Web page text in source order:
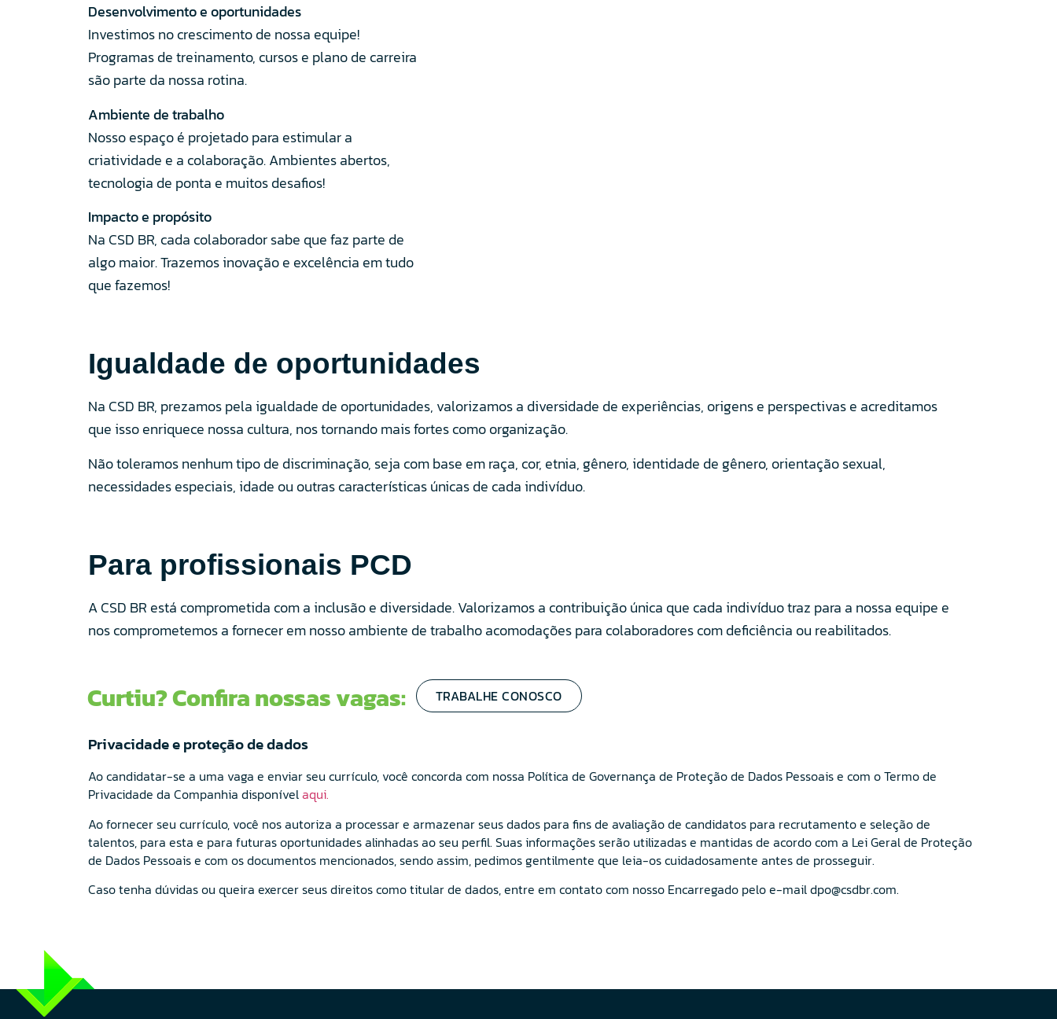
Desenvolvimento e oportunidades
Investimos no crescimento de nossa equipe!
Programas de treinamento, cursos e plano de carreira
são parte da nossa rotina.
Ambiente de trabalho
Nosso espaço é projetado para estimular a
criatividade e a colaboração. Ambientes abertos,
tecnologia de ponta e muitos desafios!
Impacto e propósito
Na CSD BR, cada colaborador sabe que faz parte de
algo maior. Trazemos inovação e excelência em tudo
que fazemos!
Igualdade de oportunidades
Na CSD BR, prezamos pela igualdade de oportunidades, valorizamos a diversidade de experiências, origens e perspectivas e acreditamos
que isso enriquece nossa cultura, nos tornando mais fortes como organização.
Não toleramos nenhum tipo de discriminação, seja com base em raça, cor, etnia, gênero, identidade de gênero, orientação sexual,
necessidades especiais, idade ou outras características únicas de cada indivíduo.
Para profissionais PCD
A CSD BR está comprometida com a inclusão e diversidade. Valorizamos a contribuição única que cada indivíduo traz para a nossa equipe e
nos comprometemos a fornecer em nosso ambiente de trabalho acomodações para colaboradores com deficiência ou reabilitados.
Curtiu? Confira nossas vagas: TRABALHE CONOSCO
Privacidade e proteção de dados
Ao candidatar-se a uma vaga e enviar seu currículo, você concorda com nossa Política de Governança de Proteção de Dados Pessoais e com o Termo de
Privacidade da Companhia disponívelaqui.
Ao fornecer seu currículo, você nos autoriza a processar e armazenar seus dados para fins de avaliação de candidatos para recrutamento e seleção de
talentos, para esta e para futuras oportunidades alinhadas ao seu perfil. Suas informações serão utilizadas e mantidas de acordo com a Lei Geral de Proteção
de Dados Pessoais e com os documentos mencionados, sendo assim, pedimos gentilmente que leia-os cuidadosamente antes de prosseguir.
Caso tenha dúvidas ou queira exercer seus direitos como titular de dados, entre em contato com nosso Encarregado pelo e-mail dpo@csdbr.com.